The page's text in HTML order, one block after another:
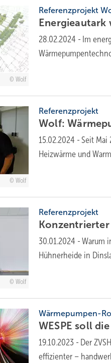
Wolf
Referenzprojekt
Energieautark
28.02.2024 - Im
Wolf
Referenzprojekt
Wolf:
15.02.2024 - Seit Mai
Heizwärme und
Wolf
Referenzprojekt
30.01.2024 - Warum
Hühnerheide in
Wärmepumpen-
WESPE soll
19.10.2023 - Der
effizienter –